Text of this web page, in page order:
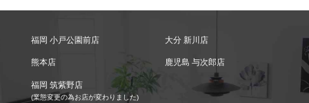
福岡 小戸公園前店 大分 新川店
熊本店 鹿児島 与次郎店
福岡 筑紫野店
(業態変更の為お店が変わりました)